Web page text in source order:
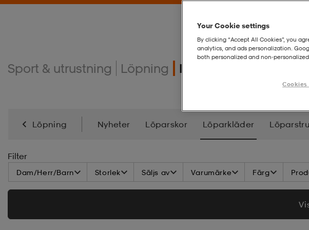
Sport & utrustning Löpning Löparkläder
Löpning Nyheter Löparskor Löparkläder
Filter
Dam/Herr/Barn Storlek Säljs av Varumärke Färg
Your Cookie settings
By clicking “Accept All Cookies”, you
analytics, and ads personalization.
both personalized and
Cookies